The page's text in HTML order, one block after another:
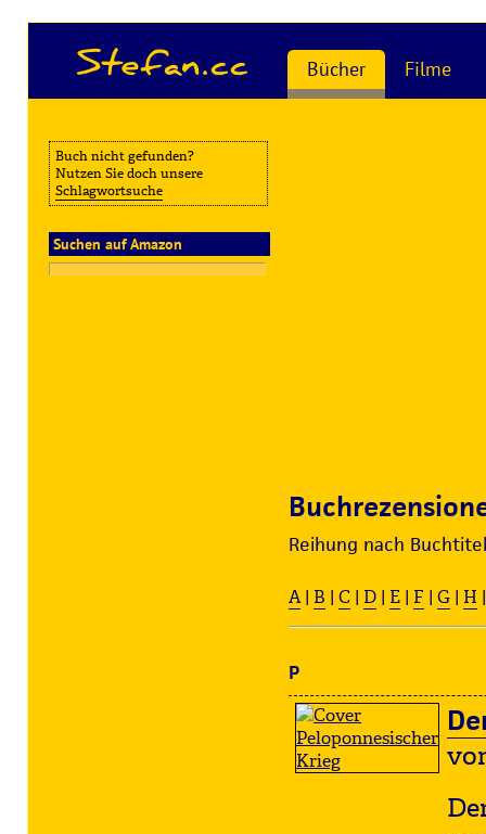
Stefan.cc Bücher Filme
Reihung nach
A| B | C | D | E | F | G | H
P
Buch nicht gefunden?
Nutzen Sie doch unsere
Schlagwortsuche
Suchen auf Amazon